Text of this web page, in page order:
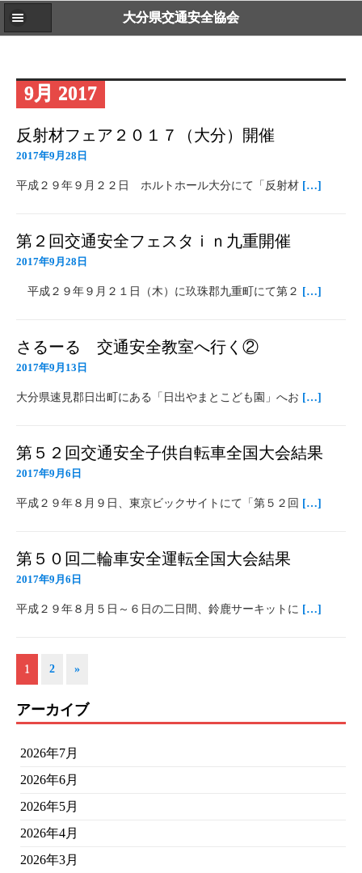
大分県交通安全協会
9月 2017
反射材フェア２０１７（大分）開催
2017年9月28日
平成２９年９月２２日 ホルトホール大分にて「反射材 […]
第２回交通安全フェスタｉｎ九重開催
2017年9月28日
平成２９年９月２１日（木）に玖珠郡九重町にて第２ […]
さるーる 交通安全教室へ行く②
2017年9月13日
大分県速見郡日出町にある「日出やまとこども園」へお […]
第５２回交通安全子供自転車全国大会結果
2017年9月6日
平成２９年８月９日、東京ビックサイトにて「第５２回 […]
第５０回二輪車安全運転全国大会結果
2017年9月6日
平成２９年８月５日～６日の二日間、鈴鹿サーキットに […]
1 2 »
アーカイブ
2026年7月
2026年6月
2026年5月
2026年4月
2026年3月